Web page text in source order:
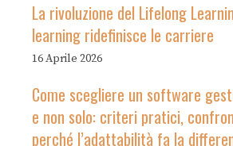
La rivoluzione del Lifelong
learning ridefinisce le carriere
16 Aprile 2026
Come scegliere un software
e non solo: criteri pratici,
perché l’adattabilità fa la